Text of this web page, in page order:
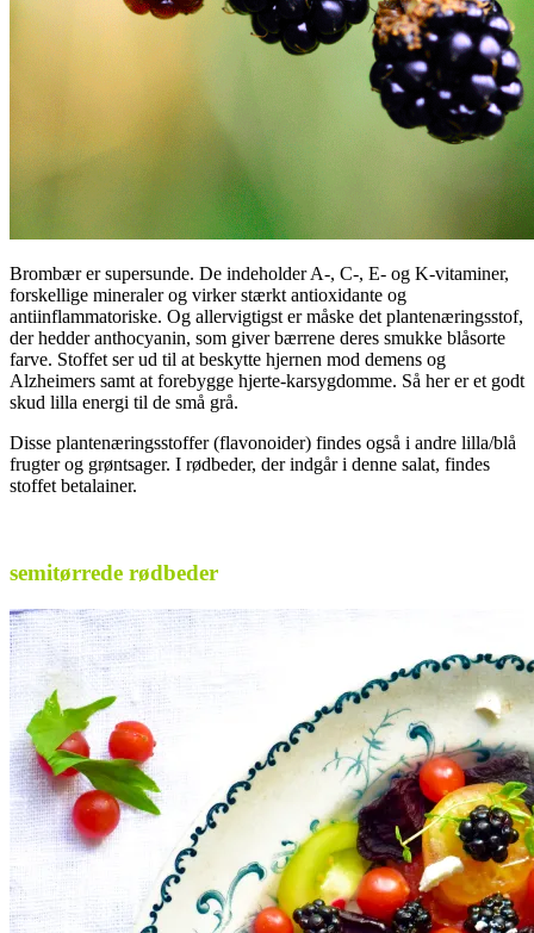
Brombær er supersunde. De indeholder A-, C-, E- og K-vitaminer,
forskellige mineraler og virker stærkt antioxidante og
antiinflammatoriske. Og allervigtigst er måske det plantenæringsstof,
der hedder anthocyanin, som giver bærrene deres smukke blåsorte
farve. Stoffet ser ud til at beskytte hjernen mod demens og
Alzheimers samt at forebygge hjerte-karsygdomme. Så her er et godt
skud lilla energi til de små grå.
Disse plantenæringsstoffer (flavonoider) findes også i andre lilla/blå
frugter og grøntsager. I rødbeder, der indgår i denne salat, findes
stoffet betalainer.
semitørrede rødbeder